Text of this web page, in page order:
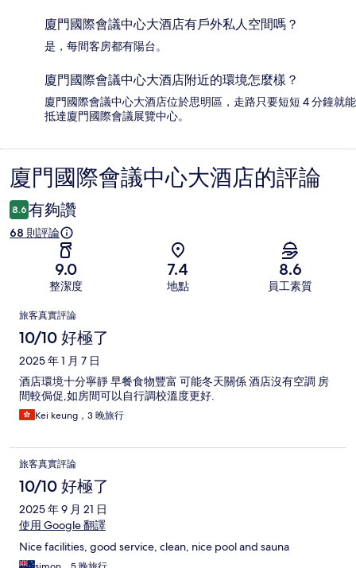
廈門國際會議中心大酒店有戶外私人空間嗎？
是，每間客房都有陽台。
廈門國際會議中心大酒店附近的環境怎麼樣？
廈門國際會議中心大酒店位於思明區，走路只要短短 4 分鐘就能
抵達廈門國際會議展覽中心。
評
論
廈門國際會議中心大酒店的評論
8.6 有夠讚
68 則評論
9.0
整潔度
7.4
地點
8.6
員工素質
評
論
旅客真實評論
10/10 好極了
2025 年 1 月 7 日
酒店環境十分寧靜 早餐食物豐富 可能冬天關係 酒店沒有空調 房
間較侷促,如房間可以自行調校溫度更好.
Kei keung，3 晚旅行
旅客真實評論
10/10 好極了
2025 年 9 月 21 日
使用 Google 翻譯
Nice facilities, good service, clean, nice pool and sauna